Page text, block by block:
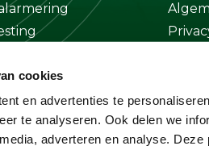
cookies
en advertenties te
te analyseren. Ook delen we
adverteren en analyse. Deze